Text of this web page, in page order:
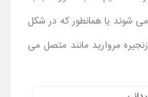
شوند یا همانطور که در شکل
مروارید مانند متصل می